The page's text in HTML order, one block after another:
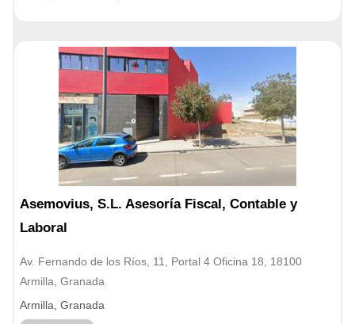
Asemovius, S.L. Asesoría Fiscal, Contable y
Laboral
Av. Fernando de los Ríos, 11, Portal 4 Oficina 18, 18100
Armilla, Granada
Armilla, Granada